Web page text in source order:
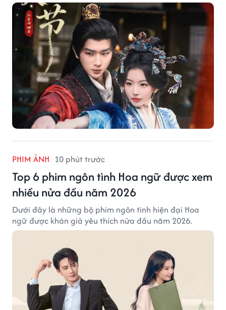
PHIM ẢNH 10 phút trước
Top 6 phim ngôn tình Hoa ngữ được xem
nhiều nửa đầu năm 2026
Dưới đây là những bộ phim ngôn tình hiện đại Hoa
ngữ được khán giả yêu thích nửa đầu năm 2026.